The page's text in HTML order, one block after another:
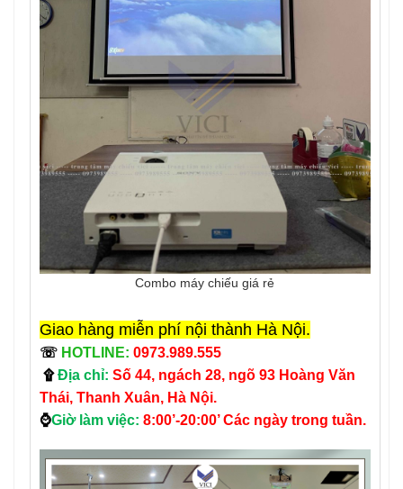
Combo máy chiếu giá rẻ
Giao hàng miễn phí nội thành Hà Nội.
☏ HOTLINE: 0973.989.555
۩Địa chỉ: Số 44, ngách 28, ngõ 93 Hoàng Văn
Thái, Thanh Xuân, Hà Nội.
⌚Giờ làm việc: 8:00’-20:00’ Các ngày trong tuần.